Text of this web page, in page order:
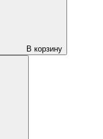
В корзину